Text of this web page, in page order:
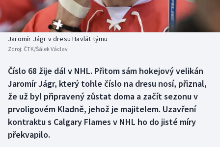
Basketbal
Biatlon
Box
Curling
Dostihy
Historické návraty
Aplikace ČT sport
Jaromír Jágr v dresu Havlát týmu
Zdroj: ČTK/Šálek Václav
Číslo 68 žije dál v NHL. Přitom sám hokejový velikán
Jaromír Jágr, který tohle číslo na dresu nosí, přiznal,
že už byl připravený zůstat doma a začít sezonu v
prvoligovém Kladně, jehož je majitelem. Uzavření
kontraktu s Calgary Flames v NHL ho do jisté míry
překvapilo.